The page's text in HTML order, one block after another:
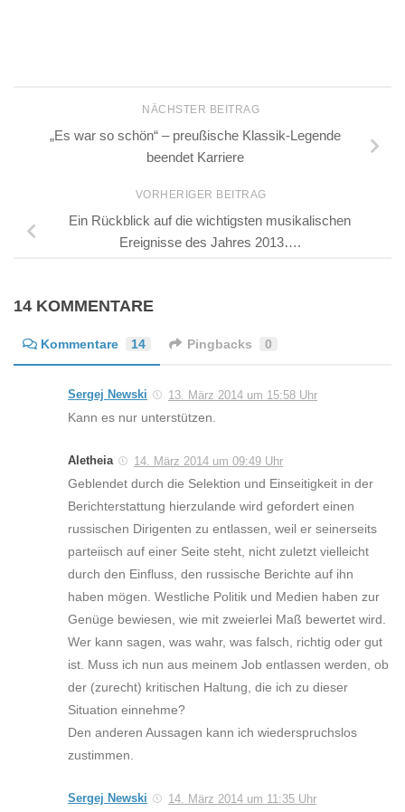
NÄCHSTER BEITRAG
„Es war so schön“ – preußische Klassik-Legende
beendet Karriere
VORHERIGER BEITRAG
Ein Rückblick auf die wichtigsten musikalischen
Ereignisse des Jahres 2013….
14 KOMMENTARE
Kommentare 14 Pingbacks 0
Sergej Newski 13. März 2014 um 15:58 Uhr
Kann es nur unterstützen.
Aletheia 14. März 2014 um 09:49 Uhr
Geblendet durch die Selektion und Einseitigkeit in der
Berichterstattung hierzulande wird gefordert einen
russischen Dirigenten zu entlassen, weil er seinerseits
parteiisch auf einer Seite steht, nicht zuletzt vielleicht
durch den Einfluss, den russische Berichte auf ihn
haben mögen. Westliche Politik und Medien haben zur
Genüge bewiesen, wie mit zweierlei Maß bewertet wird.
Wer kann sagen, was wahr, was falsch, richtig oder gut
ist. Muss ich nun aus meinem Job entlassen werden, ob
der (zurecht) kritischen Haltung, die ich zu dieser
Situation einnehme?
Den anderen Aussagen kann ich wiederspruchslos
zustimmen.
Sergej Newski 14. März 2014 um 11:35 Uhr